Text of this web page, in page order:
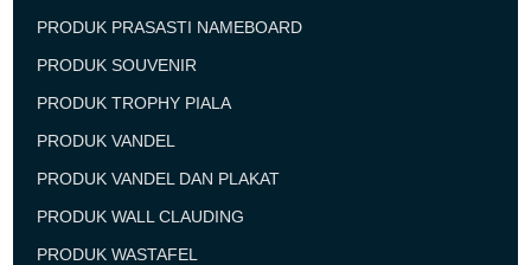
PRODUK PRASASTI NAMEBOARD
PRODUK SOUVENIR
PRODUK TROPHY PIALA
PRODUK VANDEL
PRODUK VANDEL DAN PLAKAT
PRODUK WALL CLAUDING
PRODUK WASTAFEL